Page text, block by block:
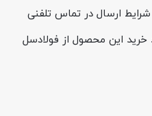
ارسال در تماس تلفنی
این محصول از فولادسل